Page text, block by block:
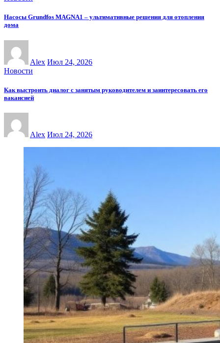
Насосы Grundfos MAGNA1 – ультимативные решения для отопления
дома
Alex Июл 24, 2026
Новости
Как выстроить диалог с занятым руководителем и заинтересовать его
вакансией
Alex Июл 24, 2026